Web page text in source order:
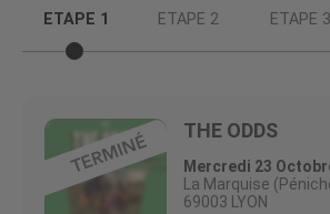
ETAPE 1 ETAPE 2 ETAPE 3
THE ODDS
Mercredi 23
La Marquise
69003 LYON